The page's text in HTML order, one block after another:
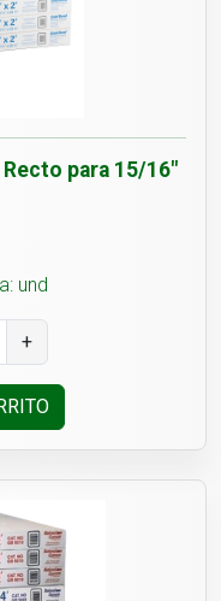
para 15/16"
und
+